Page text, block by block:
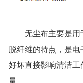
无尘布主要是用
脱纤维的特点，是
好坏直接影响清洁
量。